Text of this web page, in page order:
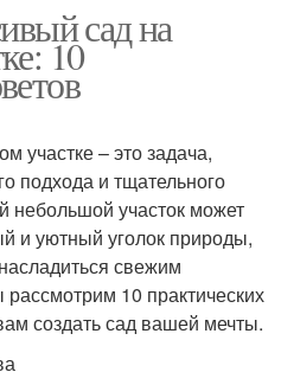
сад на
10
участке – это задача,
подхода и тщательного
участок может
и уютный уголок природы,
свежим
10 практических
создать сад вашей мечты.